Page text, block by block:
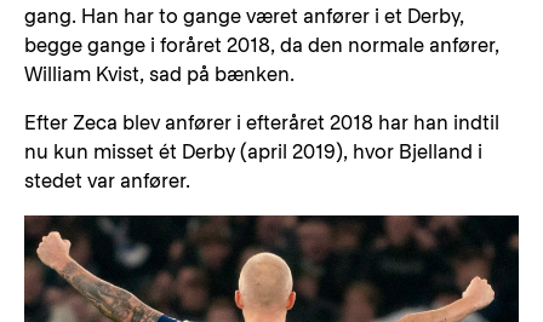
gang. Han har to gange været anfører i et Derby,
begge gange i foråret 2018, da den normale anfører,
William Kvist, sad på bænken.
Efter Zeca blev anfører i efteråret 2018 har han indtil
nu kun misset ét Derby (april 2019), hvor Bjelland i
stedet var anfører.